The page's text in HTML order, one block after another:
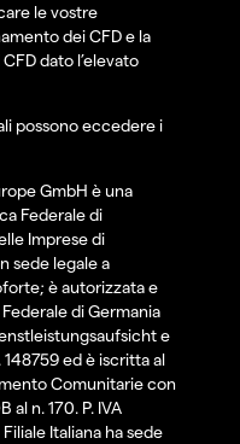
le vostre
dei CFD e la
dato l’elevato
possono eccedere i
GmbH è una
Federale di
Imprese di
sede legale a
è autorizzata e
di Germania
e
ed è iscritta al
Comunitarie con
al n. 170. P. IVA
Italiana ha sede